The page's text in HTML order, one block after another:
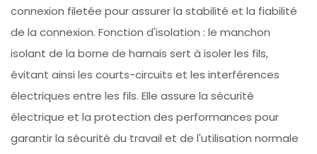
connexion filetée pour assurer la stabilité et la fiabilité
de la connexion. Fonction d'isolation : le manchon
isolant de la borne de harnais sert à isoler les fils,
évitant ainsi les courts-circuits et les interférences
électriques entre les fils. Elle assure la sécurité
électrique et la protection des performances pour
garantir la sécurité du travail et de l'utilisation normale